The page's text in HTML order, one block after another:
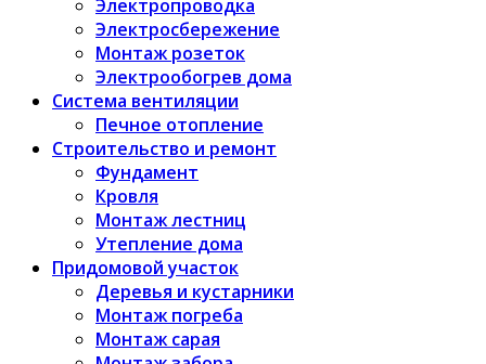
Электропроводка
Электросбережение
Монтаж розеток
Электрообогрев дома
Система вентиляции
Печное отопление
Строительство и ремонт
Фундамент
Кровля
Монтаж лестниц
Утепление дома
Придомовой участок
Деревья и кустарники
Монтаж погреба
Монтаж сарая